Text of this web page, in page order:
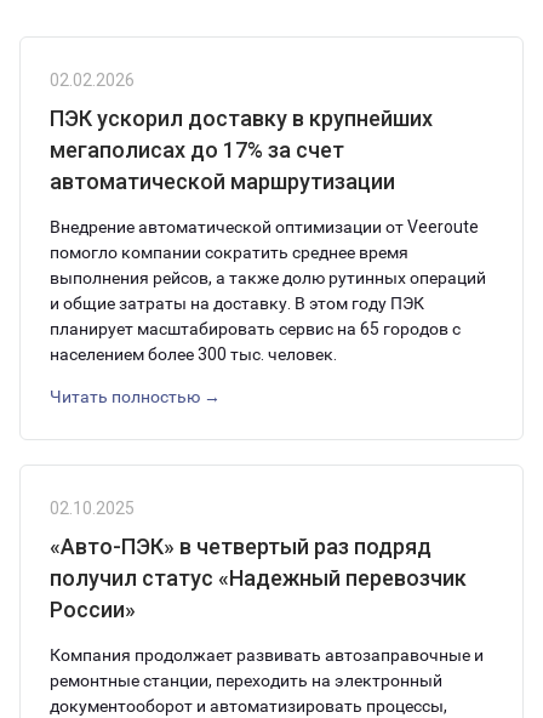
02.02.2026
ПЭК ускорил доставку в крупнейших
мегаполисах до 17% за счет
автоматической маршрутизации
Внедрение автоматической оптимизации от Veeroute
помогло компании сократить среднее время
выполнения рейсов, а также долю рутинных операций
и общие затраты на доставку. В этом году ПЭК
планирует масштабировать сервис на 65 городов с
населением более 300 тыс. человек.
Читать полностью →
02.10.2025
«Авто-ПЭК» в четвертый раз подряд
получил статус «Надежный перевозчик
России»
Компания продолжает развивать автозаправочные и
ремонтные станции, переходить на электронный
документооборот и автоматизировать процессы,